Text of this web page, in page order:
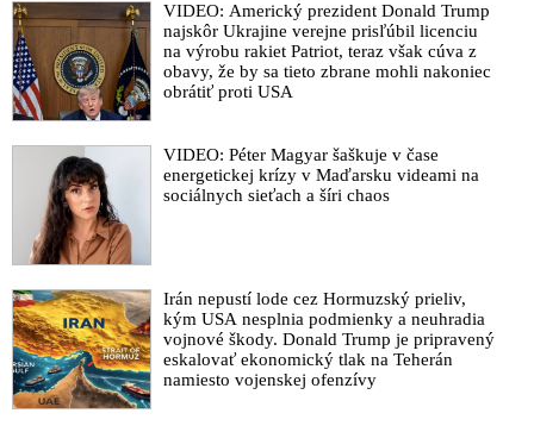
VIDEO: Americký prezident Donald Trump
najskôr Ukrajine verejne prisľúbil licenciu
na výrobu rakiet Patriot, teraz však cúva z
obavy, že by sa tieto zbrane mohli nakoniec
obrátiť proti USA
VIDEO: Péter Magyar šaškuje v čase
energetickej krízy v Maďarsku videami na
sociálnych sieťach a šíri chaos
Irán nepustí lode cez Hormuzský prieliv,
kým USA nesplnia podmienky a neuhradia
vojnové škody. Donald Trump je pripravený
eskalovať ekonomický tlak na Teherán
namiesto vojenskej ofenzívy